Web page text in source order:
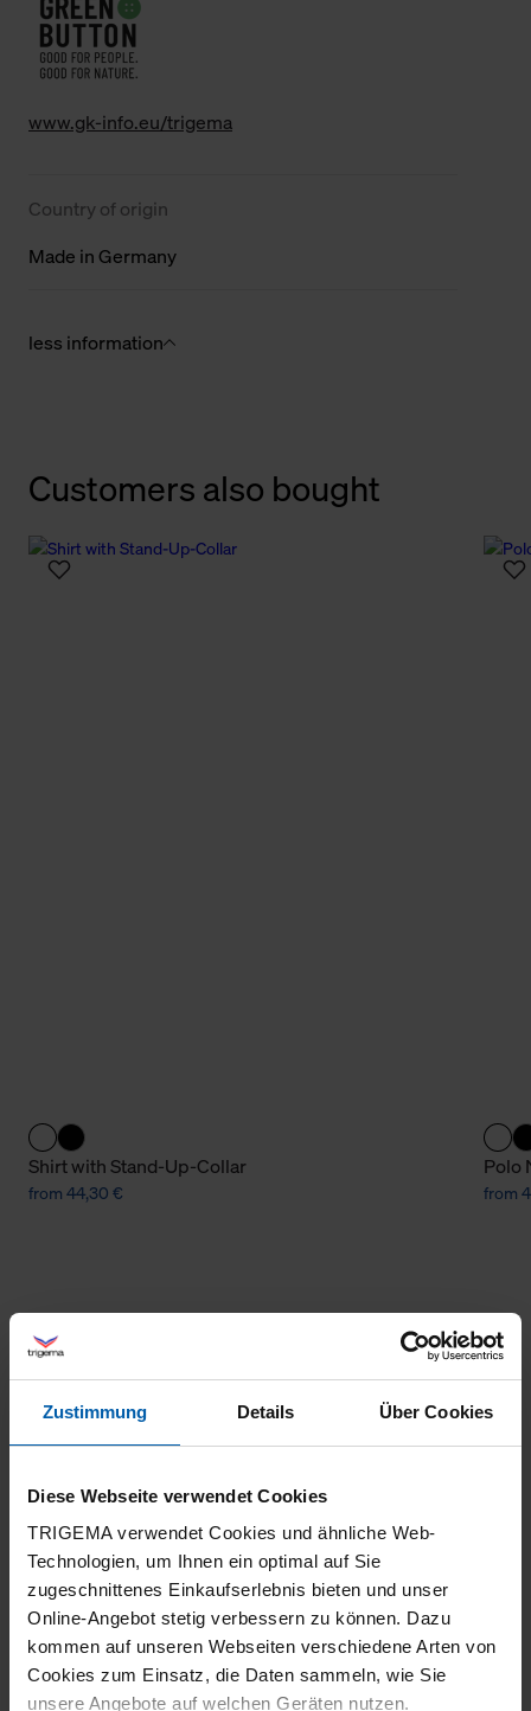
Zustimmung Details Über Cookies
Diese Webseite verwendet Cookies
TRIGEMA verwendet Cookies und ähnliche Web-
Technologien, um Ihnen ein optimal auf Sie
zugeschnittenes Einkaufserlebnis bieten und unser
Online-Angebot stetig verbessern zu können. Dazu
kommen auf unseren Webseiten verschiedene Arten von
Cookies zum Einsatz, die Daten sammeln, wie Sie
unsere Angebote auf welchen Geräten nutzen.
www.gk-info.eu/trigema
Country of origin
Made in Germany
less information
Customers also bought
Shirt with Stand-Up-Collar
from 44,30 €
Polo
from
shipping